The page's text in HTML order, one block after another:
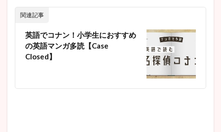
関連記事
英語でコナン！小学生におすすめ
の英語マンガ多読【Case
Closed】